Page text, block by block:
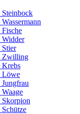
Steinbock
Fische
Widder
Stier
Zwilling
Krebs
Löwe
Jungfrau
Skorpion
Schütze